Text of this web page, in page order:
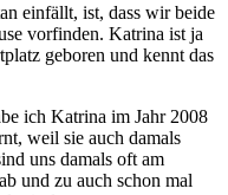
einfällt, ist, dass wir beide
vorfinden. Katrina ist ja
geboren und kennt das
ich Katrina im Jahr 2008
weil sie auch damals
uns damals oft am
und zu auch schon mal